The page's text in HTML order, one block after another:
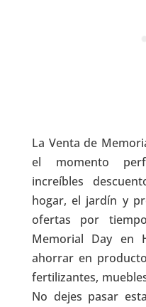
La Venta de
el momento
increíbles
hogar, el jardín y
ofertas por
Memorial Day en
ahorrar en
fertilizantes,
No dejes pasar